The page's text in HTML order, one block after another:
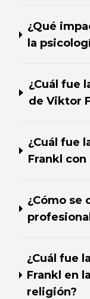
¿Qué
la
¿Cuál fue
de Viktor
¿Cuál fue
Frankl con
¿Cómo se
¿Cuál fue
Frankl en
religión?